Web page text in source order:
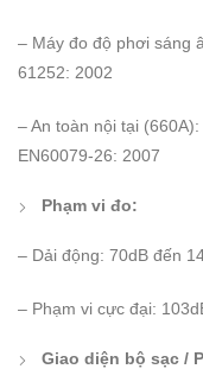
– Máy đo độ phơi sáng
61252: 2002
– An toàn nội tại
EN60079-26: 2007
Phạm vi đo:
– Dải động: 70dB đến
– Phạm vi cực đại:
Giao diện bộ sạc /